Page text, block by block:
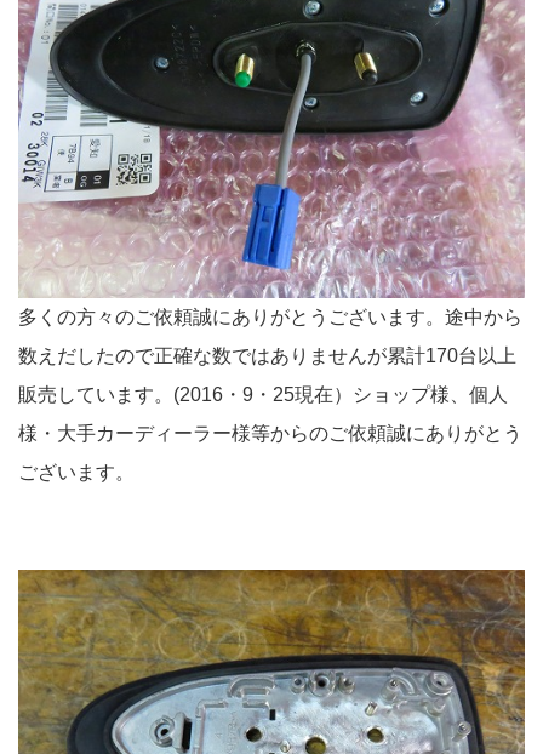
多くの方々のご依頼誠にありがとうございます。途中から
数えだしたので正確な数ではありませんが累計170台以上
販売しています。(2016・9・25現在）ショップ様、個人
様・大手カーディーラー様等からのご依頼誠にありがとう
ございます。